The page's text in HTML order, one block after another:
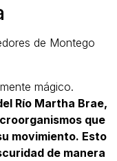
de Montego
mágico.
Río Martha Brae,
que
movimiento. Esto
de manera